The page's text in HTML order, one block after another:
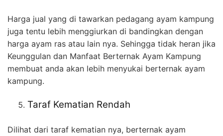
Harga jual yang di tawarkan pedagang ayam kampung
juga tentu lebih menggiurkan di bandingkan dengan
harga ayam ras atau lain nya. Sehingga tidak heran jika
Keunggulan dan Manfaat Berternak Ayam Kampung
membuat anda akan lebih menyukai berternak ayam
kampung.
Taraf Kematian Rendah
Dilihat dari taraf kematian nya, berternak ayam